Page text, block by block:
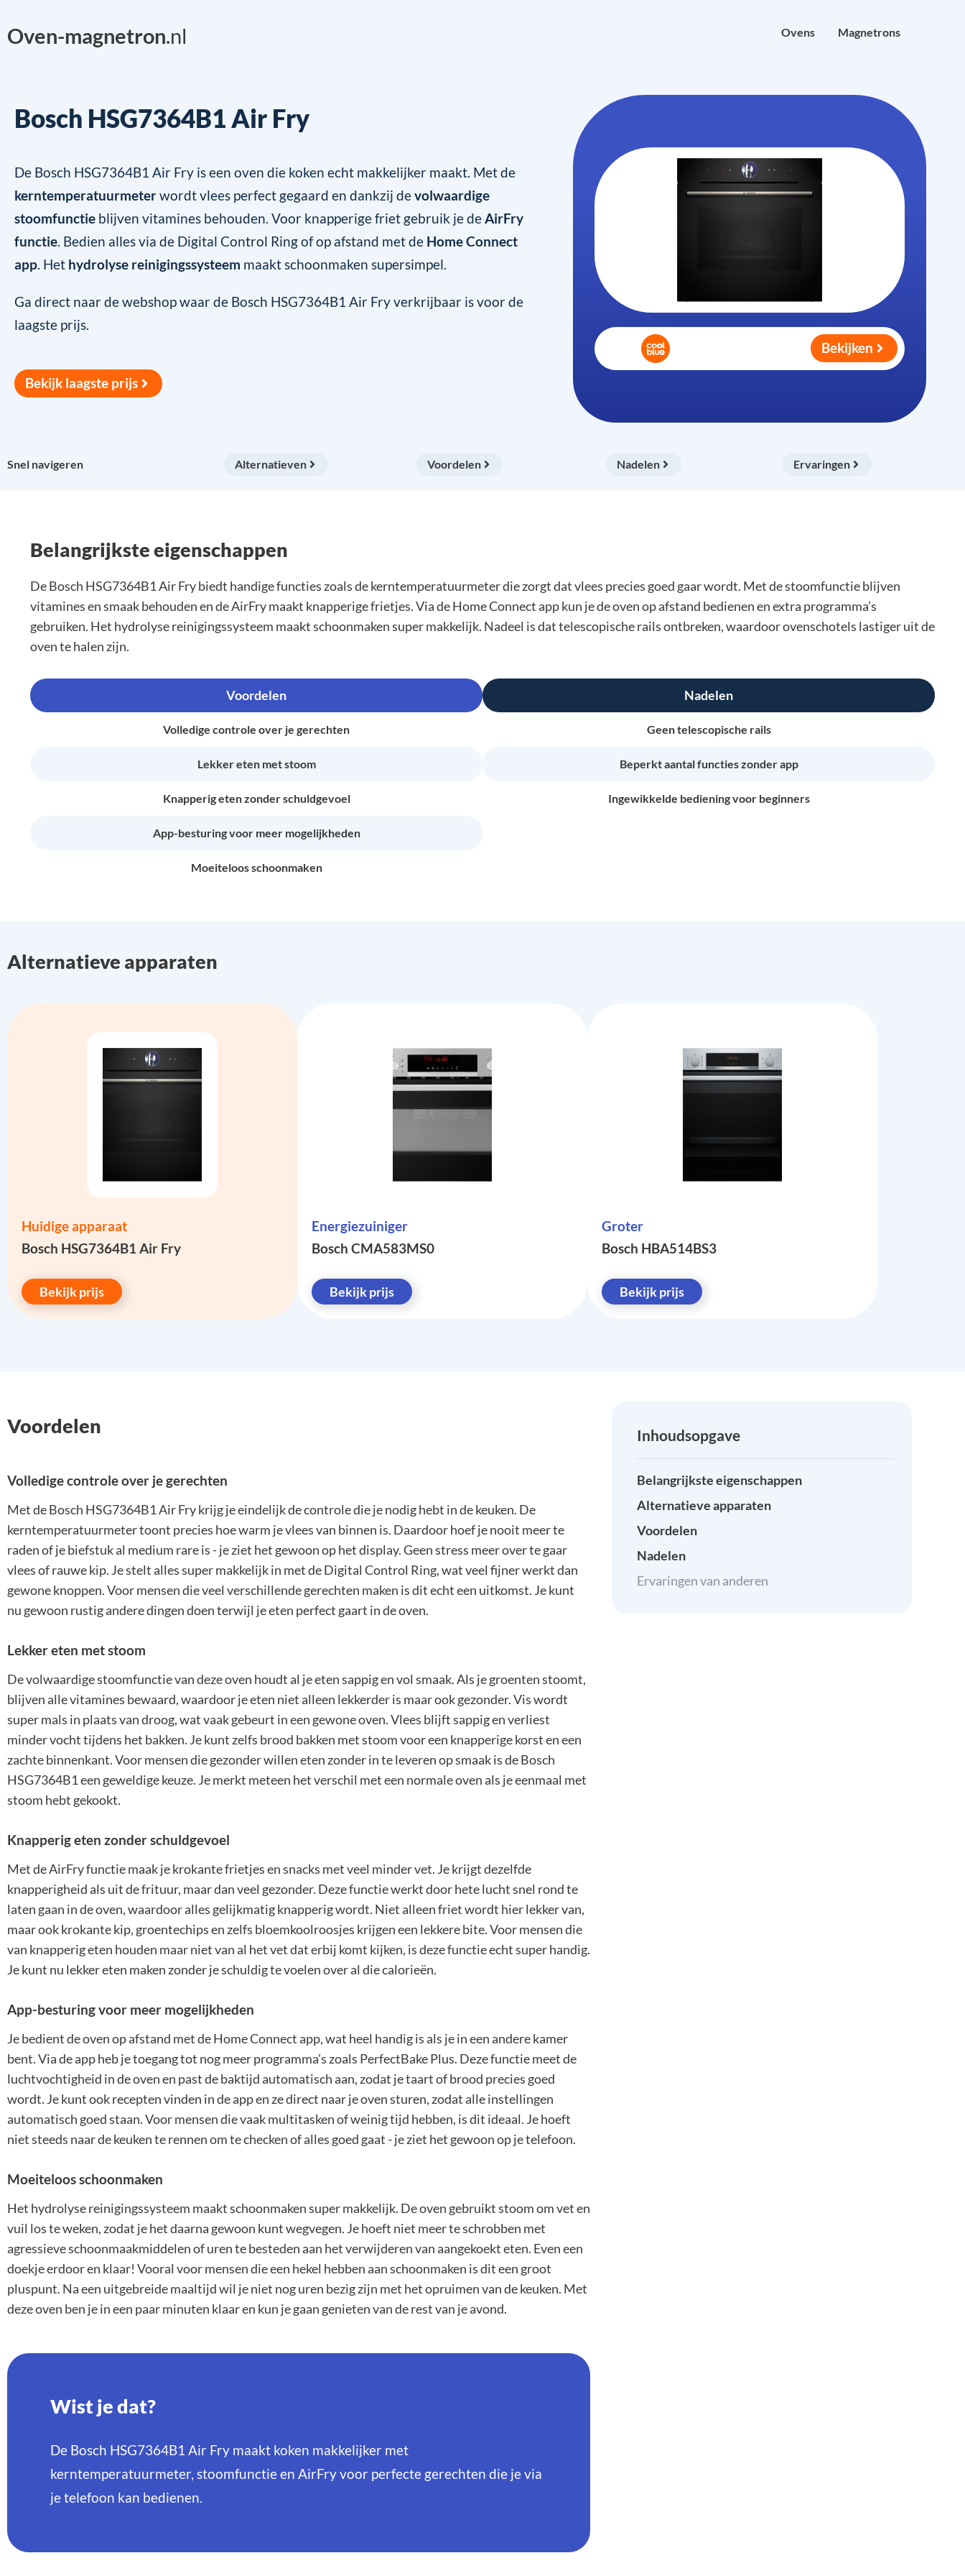
Oven-magnetron.nl Ovens Magnetrons
Bosch HSG7364B1 Air Fry
De Bosch HSG7364B1 Air Fry is een oven die koken echt makkelijker maakt. Met de
kerntemperatuurmeterwordt vlees perfect gegaard en dankzij devolwaardige
stoomfunctie blijven vitamines behouden. Voor knapperige friet gebruik je deAirFry
functie. Bedien alles via de Digital Control Ring of op afstand met de Home Connect
app. Het hydrolyse reinigingssysteem maakt schoonmaken supersimpel.
Ga direct naar de webshop waar de Bosch HSG7364B1 Air Fry verkrijbaar is voor de
laagste prijs.
Bekijk laagste prijs
Bekijken
Snel navigeren Alternatieven Voordelen Nadelen Ervaringen
Belangrijkste eigenschappen
De Bosch HSG7364B1 Air Fry biedt handige functies zoals de kerntemperatuurmeter die zorgt dat vlees precies goed gaar wordt. Met de stoomfunctie blijven
vitamines en smaak behouden en de AirFry maakt knapperige frietjes. Via de Home Connect app kun je de oven op afstand bedienen en extra programma’s
gebruiken. Het hydrolyse reinigingssysteem maakt schoonmaken super makkelijk. Nadeel is dat telescopische rails ontbreken, waardoor ovenschotels lastiger uit de
oven te halen zijn.
Voordelen
Volledige controle over je gerechten
Lekker eten met stoom
Knapperig eten zonder schuldgevoel
App-besturing voor meer mogelijkheden
Moeiteloos schoonmaken
Nadelen
Geen telescopische rails
Beperkt aantal functies zonder app
Ingewikkelde bediening voor beginners
Alternatieve apparaten
Huidige apparaat
Bosch HSG7364B1 Air Fry
Bekijk prijs
Energiezuiniger
Bosch CMA583MS0
Bekijk prijs
Groter
Bosch HBA514BS3
Bekijk prijs
Voordelen
Volledige controle over je gerechten
Met de Bosch HSG7364B1 Air Fry krijg je eindelijk de controle die je nodig hebt in de keuken. De
kerntemperatuurmeter toont precies hoe warm je vlees van binnen is. Daardoor hoef je nooit meer te
raden of je biefstuk al medium rare is - je ziet het gewoon op het display. Geen stress meer over te gaar
vlees of rauwe kip. Je stelt alles super makkelijk in met de Digital Control Ring, wat veel fijner werkt dan
gewone knoppen. Voor mensen die veel verschillende gerechten maken is dit echt een uitkomst. Je kunt
nu gewoon rustig andere dingen doen terwijl je eten perfect gaart in de oven.
Lekker eten met stoom
De volwaardige stoomfunctie van deze oven houdt al je eten sappig en vol smaak. Als je groenten stoomt,
blijven alle vitamines bewaard, waardoor je eten niet alleen lekkerder is maar ook gezonder. Vis wordt
super mals in plaats van droog, wat vaak gebeurt in een gewone oven. Vlees blijft sappig en verliest
minder vocht tijdens het bakken. Je kunt zelfs brood bakken met stoom voor een knapperige korst en een
zachte binnenkant. Voor mensen die gezonder willen eten zonder in te leveren op smaak is de Bosch
HSG7364B1 een geweldige keuze. Je merkt meteen het verschil met een normale oven als je eenmaal met
stoom hebt gekookt.
Knapperig eten zonder schuldgevoel
Met de AirFry functie maak je krokante frietjes en snacks met veel minder vet. Je krijgt dezelfde
knapperigheid als uit de frituur, maar dan veel gezonder. Deze functie werkt door hete lucht snel rond te
laten gaan in de oven, waardoor alles gelijkmatig knapperig wordt. Niet alleen friet wordt hier lekker van,
maar ook krokante kip, groentechips en zelfs bloemkoolroosjes krijgen een lekkere bite. Voor mensen die
van knapperig eten houden maar niet van al het vet dat erbij komt kijken, is deze functie echt super handig.
Je kunt nu lekker eten maken zonder je schuldig te voelen over al die calorieën.
App-besturing voor meer mogelijkheden
Je bedient de oven op afstand met de Home Connect app, wat heel handig is als je in een andere kamer
bent. Via de app heb je toegang tot nog meer programma's zoals PerfectBake Plus. Deze functie meet de
luchtvochtigheid in de oven en past de baktijd automatisch aan, zodat je taart of brood precies goed
wordt. Je kunt ook recepten vinden in de app en ze direct naar je oven sturen, zodat alle instellingen
automatisch goed staan. Voor mensen die vaak multitasken of weinig tijd hebben, is dit ideaal. Je hoeft
niet steeds naar de keuken te rennen om te checken of alles goed gaat - je ziet het gewoon op je telefoon.
Moeiteloos schoonmaken
Het hydrolyse reinigingssysteem maakt schoonmaken super makkelijk. De oven gebruikt stoom om vet en
vuil los te weken, zodat je het daarna gewoon kunt wegvegen. Je hoeft niet meer te schrobben met
agressieve schoonmaakmiddelen of uren te besteden aan het verwijderen van aangekoekt eten. Even een
doekje erdoor en klaar! Vooral voor mensen die een hekel hebben aan schoonmaken is dit een groot
pluspunt. Na een uitgebreide maaltijd wil je niet nog uren bezig zijn met het opruimen van de keuken. Met
deze oven ben je in een paar minuten klaar en kun je gaan genieten van de rest van je avond.
Inhoudsopgave
Belangrijkste eigenschappen
Alternatieve apparaten
Voordelen
Nadelen
Ervaringen van anderen
Wist je dat?
De Bosch HSG7364B1 Air Fry maakt koken makkelijker met
kerntemperatuurmeter, stoomfunctie en AirFry voor perfecte gerechten die je via
je telefoon kan bedienen.